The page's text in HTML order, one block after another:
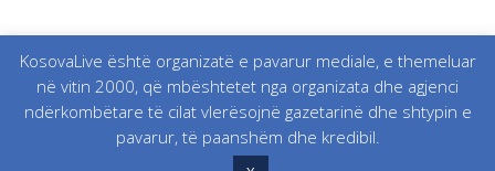
KosovaLive është organizatë e pavarur mediale, e themeluar
në vitin 2000, që mbështetet nga organizata dhe agjenci
ndërkombëtare të cilat vlerësojnë gazetarinë dhe shtypin e
pavarur, të paanshëm dhe kredibil.